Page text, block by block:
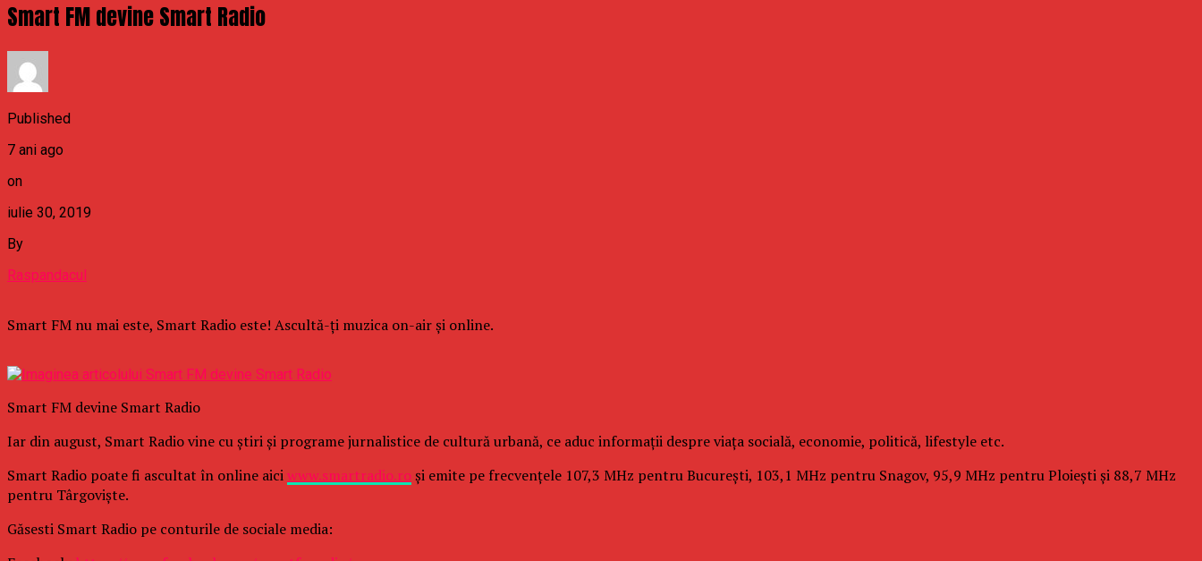
Smart FM devine Smart Radio
Published
7 ani ago
on
iulie 30, 2019
By
Raspandacul
Smart FM nu mai este, Smart Radio este! Ascultă-ţi muzica on-air şi online.
Smart FM devine Smart Radio
Iar din august, Smart Radio vine cu ştiri şi programe jurnalistice de cultură urbană, ce aduc informaţii despre viaţa socială, economie, politică, lifestyle etc.
Smart Radio poate fi ascultat în online aiciwww.smartradio.roşi emite pe frecvenţele 107,3 MHz pentru Bucureşti, 103,1 MHz pentru Snagov, 95,9 MHz pentru Ploieşti şi 88,7 MHz
pentru Târgovişte.
Găsesti Smart Radio pe conturile de sociale media: